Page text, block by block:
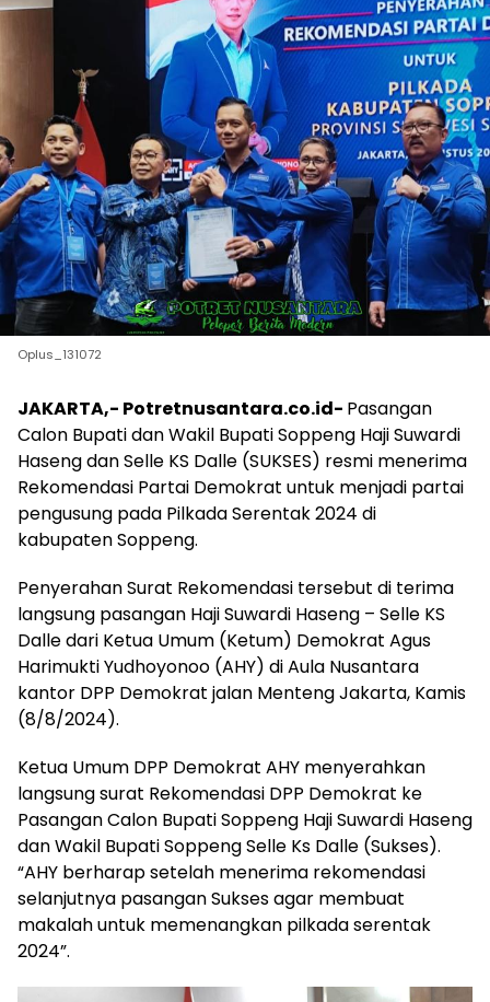
Oplus_131072
JAKARTA,- Potretnusantara.co.id- Pasangan
Calon Bupati dan Wakil Bupati Soppeng Haji Suwardi
Haseng dan Selle KS Dalle (SUKSES) resmi menerima
Rekomendasi Partai Demokrat untuk menjadi partai
pengusung pada Pilkada Serentak 2024 di
kabupaten Soppeng.
Penyerahan Surat Rekomendasi tersebut di terima
langsung pasangan Haji Suwardi Haseng – Selle KS
Dalle dari Ketua Umum (Ketum) Demokrat Agus
Harimukti Yudhoyonoo (AHY) di Aula Nusantara
kantor DPP Demokrat jalan Menteng Jakarta, Kamis
(8/8/2024).
Ketua Umum DPP Demokrat AHY menyerahkan
langsung surat Rekomendasi DPP Demokrat ke
Pasangan Calon Bupati Soppeng Haji Suwardi Haseng
dan Wakil Bupati Soppeng Selle Ks Dalle (Sukses).
“AHY berharap setelah menerima rekomendasi
selanjutnya pasangan Sukses agar membuat
makalah untuk memenangkan pilkada serentak
2024”.